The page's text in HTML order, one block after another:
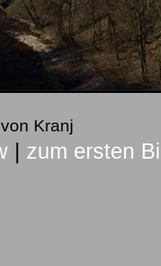
Kranj
zum ersten